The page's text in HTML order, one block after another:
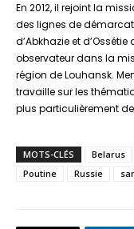
En 2012, il rejoint la
des lignes de
d’Abkhazie et
observateur dans la
région de Louhansk.
travaille sur les
plus particulièrement
MOTS-CLÉS Belarus
Poutine
Russie